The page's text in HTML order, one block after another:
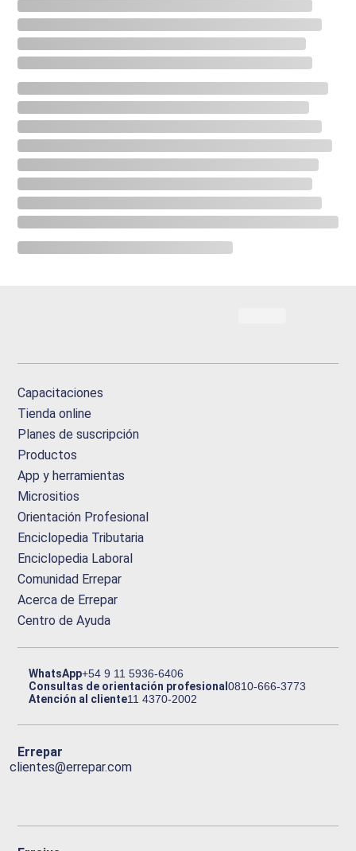
Capacitaciones
Tienda online
Planes de suscripción
Productos
App y herramientas
Micrositios
Orientación Profesional
Enciclopedia Tributaria
Enciclopedia Laboral
Comunidad Errepar
Acerca de Errepar
Centro de Ayuda
WhatsApp+54 9 11 5936-6406
Consultas de orientación profesional0810-666-3773
Atención al cliente11 4370-2002
Errepar
clientes@errepar.com